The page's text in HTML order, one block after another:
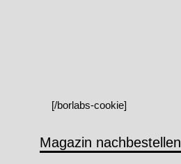
[/borlabs-cookie]
Magazin nachbestellen